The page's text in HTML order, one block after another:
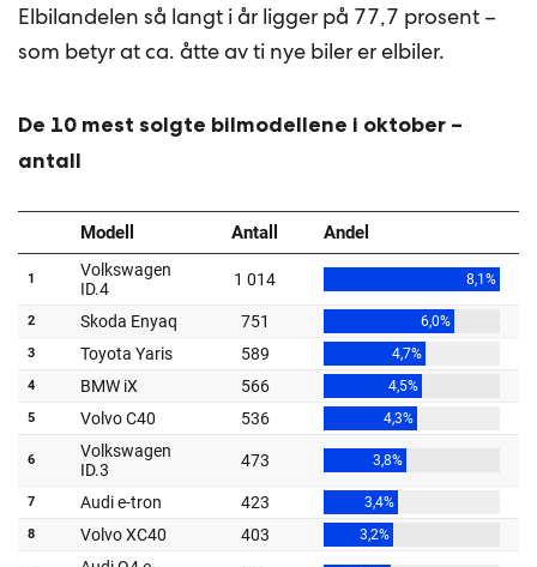
Elbilandelen så langt i år ligger på 77,7 prosent –
som betyr at ca. åtte av ti nye biler er elbiler.
De 10 mest solgte bilmodellene i oktober –
antall